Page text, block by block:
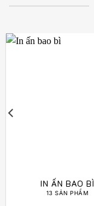
IN ẤN BAO BÌ
13 SẢN PHẨM